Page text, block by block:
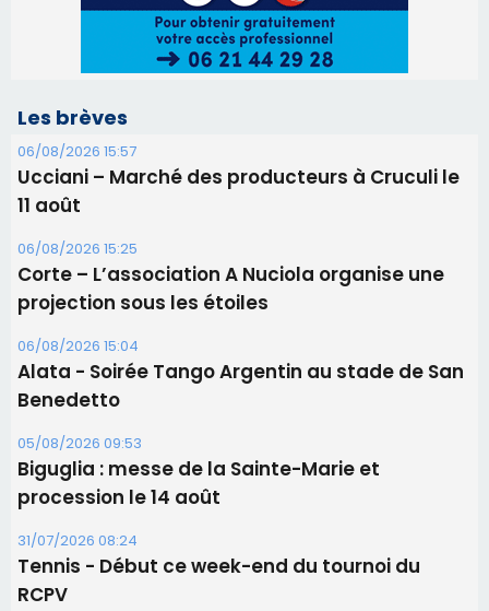
Corte – L’association A Nuciola organise une
projection sous les étoiles
Alata - Soirée Tango Argentin au stade de San
Benedetto
05/08/2026 09:53
Biguglia : messe de la Sainte-Marie et
procession le 14 août
31/07/2026 08:24
Tennis - Début ce week-end du tournoi du
RCPV
31/07/2026 08:22
82ème anniversaire de la disparition du
Commandant Antoine de Saint Exupery
Les plus lus
Satine Nomary est la nouvelle Miss Corse 2026